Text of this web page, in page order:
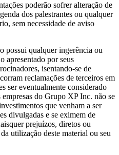
poderão sofrer alteração de
dos palestrantes ou qualquer
sem necessidade de aviso
qualquer ingerência ou
apresentado por seus
isentando-se de
reclamações de terceiros em
ser eventualmente considerado
do Grupo XP Inc. não se
que venham a ser
divulgadas e se eximem de
prejuízos, diretos ou
utilização deste material ou seu